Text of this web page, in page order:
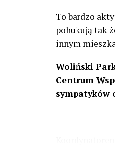
To bardzo
pohukują tak
innym
Woliński
Centrum
sympatyków